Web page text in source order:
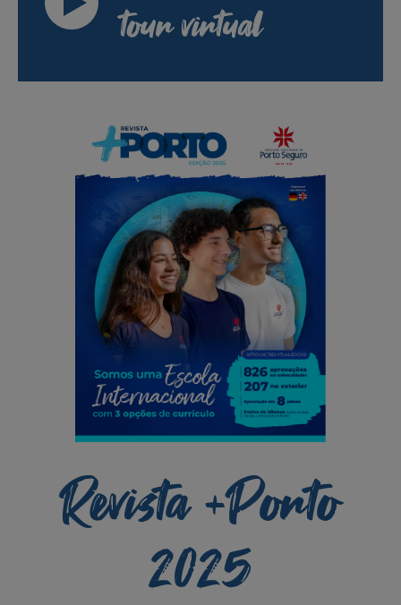
tour virtual
Revista +Porto
2025